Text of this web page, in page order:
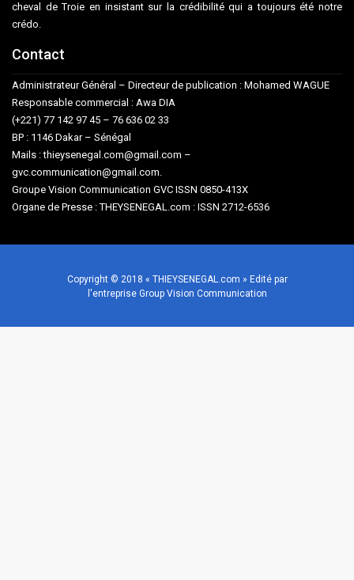
cheval de Troie en insistant sur la crédibilité qui a toujours été notre
crédo.
Contact
Administrateur Général – Directeur de publication : Mohamed WAGUE
Responsable commercial : Awa DIA
(+221) 77 142 97 45 – 76 636 02 33
BP : 1146 Dakar – Sénégal
Mails : thieysenegal.com@gmail.com –
gvc.communication@gmail.com.
Groupe Vision Communication GVC ISSN 0850-413X
Organe de Presse : THEYSENEGAL.com : ISSN 2712-6536
Copyright © 2018 « THIEYSENEGAL.com » Edité par
l'entreprise Group Vision Communication